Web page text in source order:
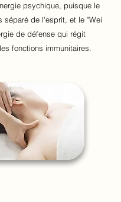
psychique, puisque le
séparé de l'esprit, et le "Wei
de défense qui régit
fonctions immunitaires.